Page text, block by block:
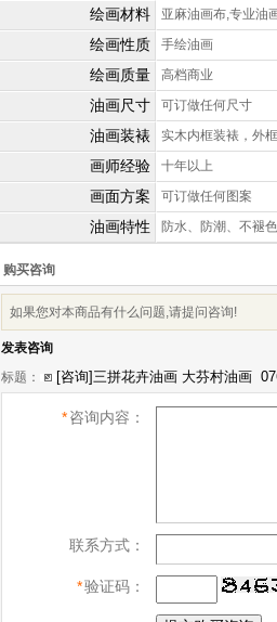
绘画材料 亚麻油画布,专业油
绘画性质 手绘油画
绘画质量 高档商业
油画尺寸 可订做任何尺寸
油画装裱 实木内框装裱，外
画师经验 十年以上
画面方案 可订做任何图案
油画特性 防水、防潮、不褪色
购买咨询
如果您对本商品有什么问题,请提问咨询!
发表咨询
标题：
*咨询内容：
联系方式：
*验证码：